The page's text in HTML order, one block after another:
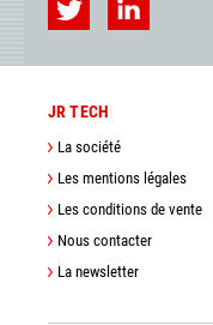
JR TECH
La société
Les mentions légales
Les conditions de vente
Nous contacter
La newsletter